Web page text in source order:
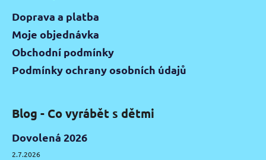
Doprava a platba
Moje objednávka
Obchodní podmínky
Podmínky ochrany osobních údajů
Blog - Co vyrábět s dětmi
Dovolená 2026
2.7.2026